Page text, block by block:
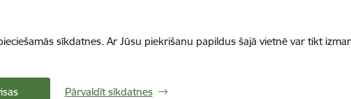
sīkdatnes. Ar Jūsu piekrišanu papildus šajā vietnē var tikt
Pārvaldīt sīkdatnes